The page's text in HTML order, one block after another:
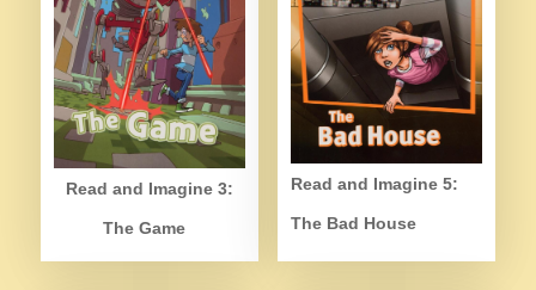
Read and Imagine 3:
The Game
Read and Imagine 5:
The Bad House